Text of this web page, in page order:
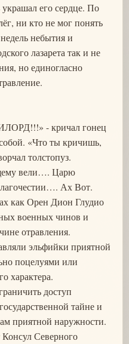
его сердце. По
ни кто не мог понять
небытия и
лазарета так и не
но единогласно
- кричал гонец
«Что ты кричишь,
толстопуз.
вели…. Царю
Ах Вот.
как Орен Дион Глудио
военных чинов и
отравления.
эльфийки приятной
поцелуями или
характера.
доступ
тайне и
приятной наружности.
Северного